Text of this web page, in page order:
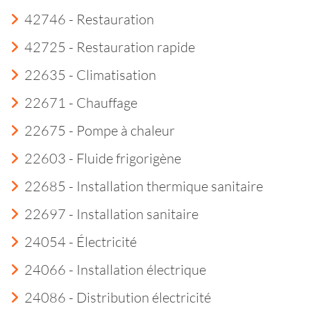
42746 - Restauration
42725 - Restauration rapide
22635 - Climatisation
22671 - Chauffage
22675 - Pompe à chaleur
22603 - Fluide frigorigène
22685 - Installation thermique sanitaire
22697 - Installation sanitaire
24054 - Électricité
24066 - Installation électrique
24086 - Distribution électricité